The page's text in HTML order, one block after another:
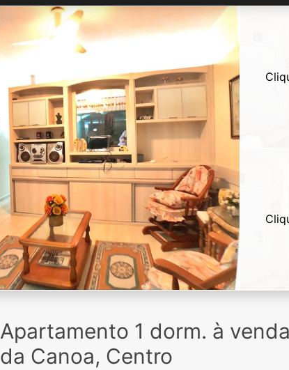
Apartamento 1 dorm. à
da Canoa, Centro